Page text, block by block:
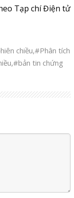
Tạp chí Điện tử
chiều,#Phân tích
,#bản tin chứng